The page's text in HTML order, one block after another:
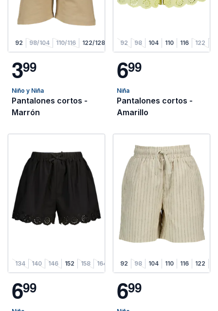
92 98/104 110/116 122/128
399
Niño y Niña
Pantalones cortos -
Marrón
92 98 104 110 116 122
699
Niña
Pantalones cortos -
Amarillo
134 140 146 152 158 164
699
92 98 104 110 116 122
699